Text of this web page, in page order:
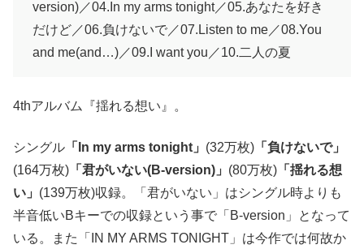
version)／04.In my arms tonight／05.あなたを好き
だけど／06.負けないで／07.Listen to me／08.You
and me(and…)／09.I want you／10.二人の夏
4thアルバム『揺れる想い』。
シングル 「In my arms tonight」 (32万枚) 「負けないで」
(164万枚) 「君がいない(B-version)」 (80万枚) 「揺れる想
い」 (139万枚)収録。「君がいない」はシングル時よりも
半音低いBキーでの収録という事で「B-version」となって
いる。また「IN MY ARMS TONIGHT」は今作では何故か